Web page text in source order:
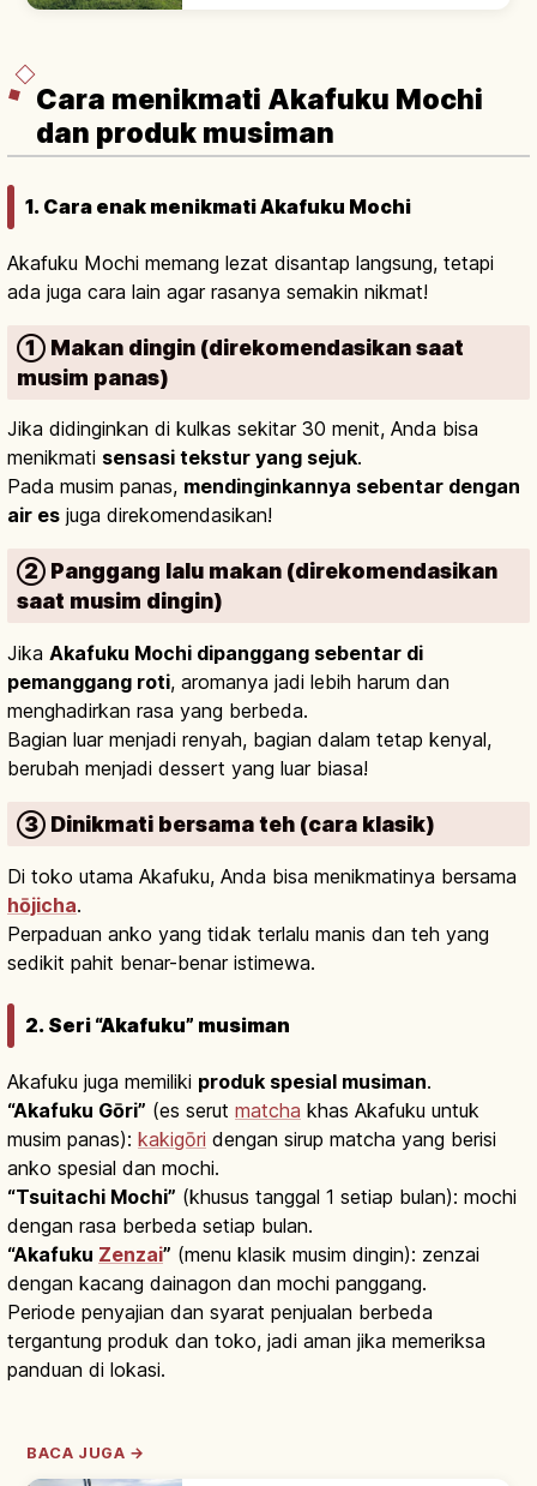
Cara menikmati Akafuku Mochi
dan produk musiman
1. Cara enak menikmati Akafuku Mochi
Akafuku Mochi memang lezat disantap langsung, tetapi
ada juga cara lain agar rasanya semakin nikmat!
① Makan dingin (direkomendasikan saat
musim panas)
Jika didinginkan di kulkas sekitar 30 menit, Anda bisa
menikmati sensasi tekstur yang sejuk.
Pada musim panas, mendinginkannya sebentar dengan
air es juga direkomendasikan!
② Panggang lalu makan (direkomendasikan
saat musim dingin)
Jika Akafuku Mochi dipanggang sebentar di
pemanggang roti, aromanya jadi lebih harum dan
menghadirkan rasa yang berbeda.
Bagian luar menjadi renyah, bagian dalam tetap kenyal,
berubah menjadi dessert yang luar biasa!
③ Dinikmati bersama teh (cara klasik)
Di toko utama Akafuku, Anda bisa menikmatinya bersama
hōjicha.
Perpaduan anko yang tidak terlalu manis dan teh yang
sedikit pahit benar-benar istimewa.
2. Seri “Akafuku” musiman
Akafuku juga memiliki produk spesial musiman.
“Akafuku Gōri” (es serut matcha khas Akafuku untuk
musim panas): kakigōri dengan sirup matcha yang berisi
anko spesial dan mochi.
“Tsuitachi Mochi” (khusus tanggal 1 setiap bulan): mochi
dengan rasa berbeda setiap bulan.
“Akafuku Zenzai” (menu klasik musim dingin): zenzai
dengan kacang dainagon dan mochi panggang.
Periode penyajian dan syarat penjualan berbeda
tergantung produk dan toko, jadi aman jika memeriksa
panduan di lokasi.
BACA JUGA →